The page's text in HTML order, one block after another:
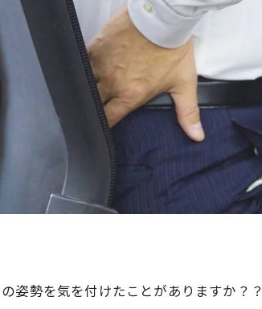
姿勢を気を付けたことがありますか？？